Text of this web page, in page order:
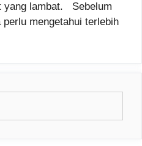
yang lambat. Sebelum
mengetahui terlebih